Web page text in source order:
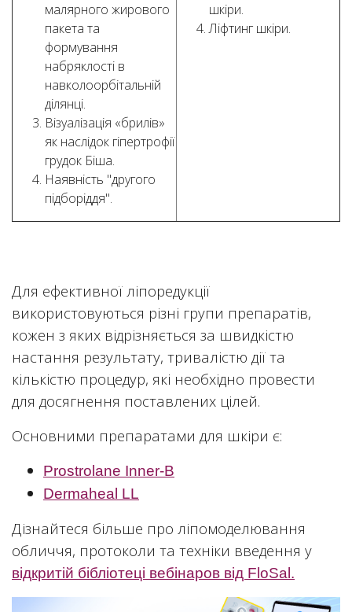
малярного жирового
пакета та
формування
набряклості в
навколоорбітальній
ділянці.
Візуалізація «брилів»
як наслідок гіпертрофії
грудок Біша.
Наявність "другого
підборіддя".
шкіри.
Ліфтинг шкіри.
Для ефективної ліпоредукції
використовуються різні групи препаратів,
кожен з яких відрізняється за швидкістю
настання результату, тривалістю дії та
кількістю процедур, які необхідно провести
для досягнення поставлених цілей.
Основними препаратами для шкіри є:
Prostrolane Inner-B
Dermaheal LL
Дізнайтеся більше про ліпомоделювання
обличчя, протоколи та техніки введення у
відкритій бібліотеці вебінаров від FloSal.